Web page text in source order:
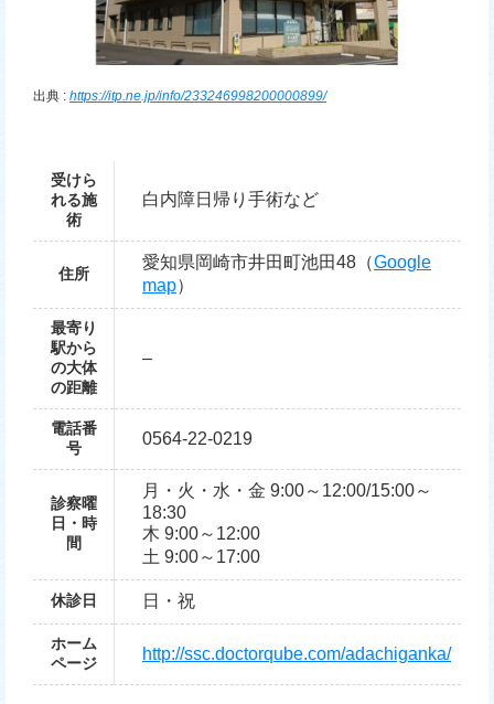
出典 : https://itp.ne.jp/info/233246998200000899/
受けら
れる施
術
白内障日帰り手術など
住所
愛知県岡崎市井田町池田48（Google
map）
最寄り
駅から
の大体
の距離
–
電話番
号
0564-22-0219
診察曜
日・時
間
月・火・水・金 9:00～12:00/15:00～
18:30
木 9:00～12:00
土 9:00～17:00
休診日 日・祝
ホーム
ページ
http://ssc.doctorqube.com/adachiganka/